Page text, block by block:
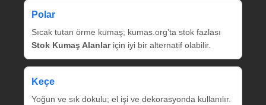
Polar
Sıcak tutan örme kumaş; kumas.org’ta stok fazlası
Stok Kumaş Alanlariçin iyi bir alternatif olabilir.
Keçe
Yoğun ve sık dokulu; el işi ve dekorasyonda kullanılır.